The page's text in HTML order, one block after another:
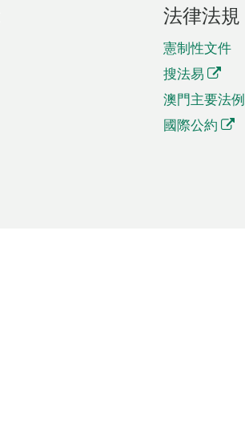
法律法規
憲制性文件
搜法易
澳門主要法例
國際公約